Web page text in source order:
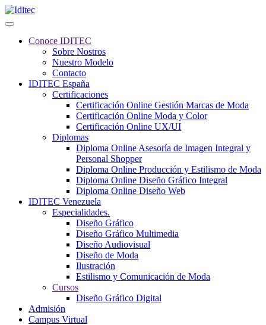
Conoce IDITEC
Sobre Nostros
Nuestro Modelo
Contacto
IDITEC España
Certificaciones
Certificación Online Gestión Marcas de Moda
Certificación Online Moda y Color
Certificación Online UX/UI
Diplomas
Diploma Online Asesoría de Imagen Integral y
Personal Shopper
Diploma Online Producción y Estilismo de Moda
Diploma Online Diseño Gráfico Integral
Diploma Online Diseño Web
IDITEC Venezuela
Especialidades.
Diseño Gráfico
Diseño Gráfico Multimedia
Diseño Audiovisual
Diseño de Moda
Ilustración
Estilismo y Comunicación de Moda
Cursos
Diseño Gráfico Digital
Admisión
Campus Virtual